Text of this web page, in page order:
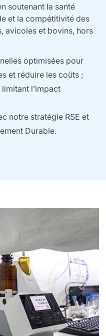
soutenant la santé
et la compétitivité des
avicoles et bovins, hors
optimisées pour
et réduire les coûts ;
l’impact
notre stratégie RSE et
Durable.